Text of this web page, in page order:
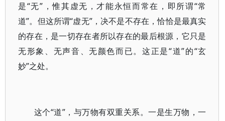
是“无”，惟其虚无，才能永恒而常在，即所谓“常
道”。但这所谓“虚无”，决不是不存在，恰恰是最真实
的存在，是一切存在者所以存在的最后根源，它只是
无形象、无声音、无颜色而已。这正是“道”的“玄
妙”之处。
这个“道”，与万物有双重关系。一是生万物，一